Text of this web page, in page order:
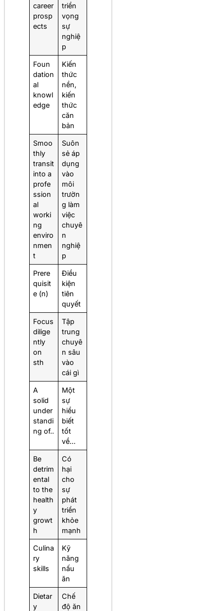
career
prosp
ects
triển
vọng
sự
nghiệ
p
Foun
dation
al
knowl
edge
Kiến
thức
nền,
kiến
thức
căn
bản
Smoo
thly
transit
into a
profe
ssion
al
worki
ng
enviro
nmen
t
Suôn
sẻ áp
dụng
vào
môi
trườn
g làm
việc
chuyê
n
nghiệ
p
Prere
quisit
e (n)
Điều
kiện
tiên
quyết
Focus
dilige
ntly
on
sth
Tập
trung
chuyê
n sâu
vào
cái gì
A
solid
under
standi
ng of..
Một
sự
hiểu
biết
tốt
về…
Be
detrim
ental
to the
health
y
growt
h
Có
hại
cho
sự
phát
triển
khỏe
mạnh
Culina
ry
skills
Kỹ
năng
nấu
ăn
Dietar
y
Chế
độ ăn